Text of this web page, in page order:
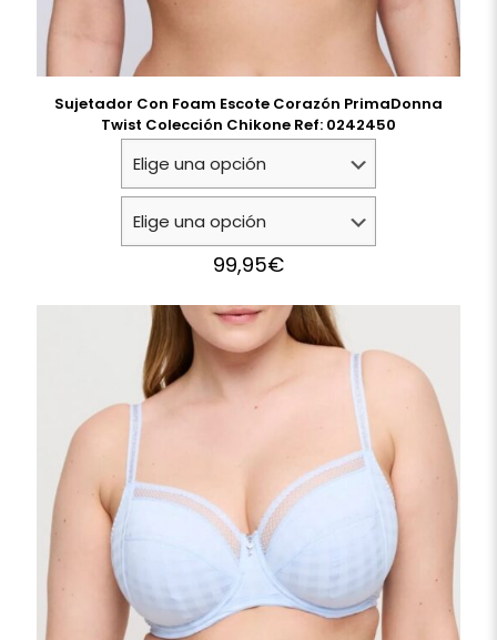
Sujetador Con Foam Escote Corazón PrimaDonna
Twist Colección Chikone Ref: 0242450
99,95€